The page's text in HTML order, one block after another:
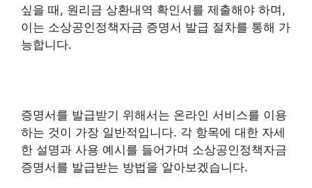
싶을 때, 원리금 상환내역 확인서를 제출해야 하며,
이는 소상공인정책자금 증명서 발급 절차를 통해 가
능합니다.
증명서를 발급받기 위해서는 온라인 서비스를 이용
하는 것이 가장 일반적입니다. 각 항목에 대한 자세
한 설명과 사용 예시를 들어가며 소상공인정책자금
증명서를 발급받는 방법을 알아보겠습니다.